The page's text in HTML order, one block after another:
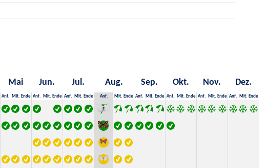
Mai Jun. Jul. Aug. Sep. Okt. Nov. Dez.
Anf. Mit. Ende Anf. Mit. Ende Anf. Mit. Ende Anf. Mit. Ende Anf. Mit. Ende Anf. Mit. Ende Anf. Mit. Ende Anf. Mit. Ende